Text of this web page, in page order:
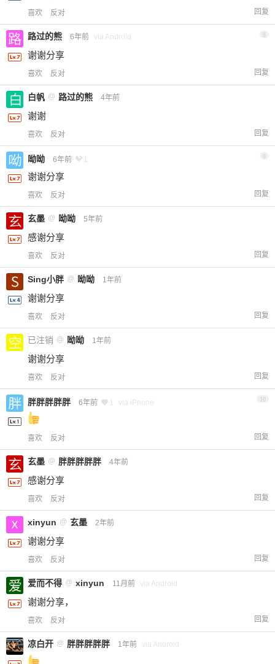
喜欢 反对 回复
路过的熊 6年前 via Android
谢谢分享
喜欢 反对 回复
白帆 @ 路过的熊 4年前
谢谢
喜欢 反对 回复
呦呦 6年前 1 9
谢谢分享
喜欢 反对 回复
玄墨 @ 呦呦 5年前
感谢分享
喜欢 反对 回复
Sing小胖 @ 呦呦 1年前
谢谢分享
喜欢 反对 回复
已注销 @ 呦呦 1年前
谢谢分享
喜欢 反对 回复
胖胖胖胖胖 6年前 1 via iPhone
喜欢 反对 回复
玄墨 @ 胖胖胖胖胖 4年前
感谢分享
喜欢 反对 回复
xinyun @ 玄墨 2年前
谢谢分享
喜欢 反对 回复
爱而不得 @ xinyun 11月前 via Android
谢谢分享，
喜欢 反对 回复
凉白开 @ 胖胖胖胖胖 1年前 via Android